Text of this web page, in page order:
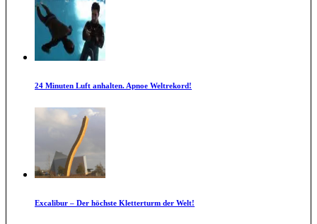
24 Minuten Luft anhalten. Apnoe Weltrekord!
Excalibur – Der höchste Kletterturm der Welt!